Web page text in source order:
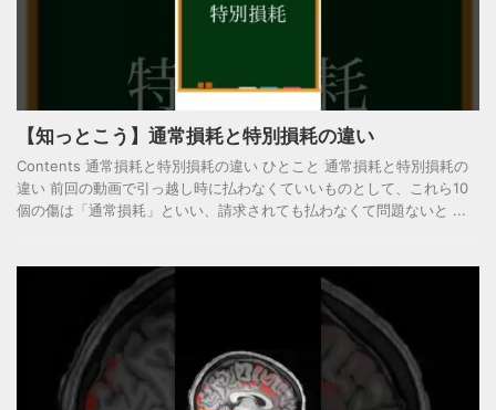
【知っとこう】通常損耗と特別損耗の違い
Contents 通常損耗と特別損耗の違い ひとこと 通常損耗と特別損耗の
違い 前回の動画で引っ越し時に払わなくていいものとして、これら10
個の傷は「通常損耗」といい、請求されても払わなくて問題ないと ...